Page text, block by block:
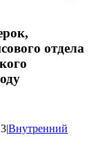
отдела
|Внутренний